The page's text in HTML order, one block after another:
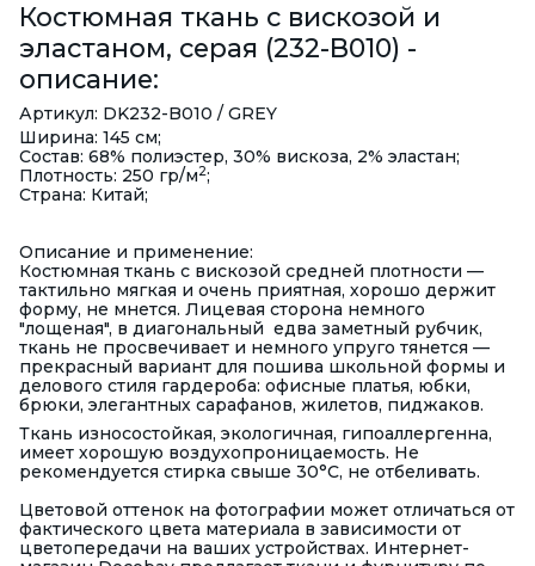
Костюмная ткань с вискозой и
эластаном, серая (232-B010) -
описание:
Артикул: DK232-B010 / GREY
Ширина: 145 см;
Состав: 68% полиэстер, 30% вискоза, 2% эластан;
Плотность: 250 гр/м2;
Страна: Китай;
Описание и применение:
Костюмная ткань с вискозой средней плотности —
тактильно мягкая и очень приятная, хорошо держит
форму, не мнется. Лицевая сторона немного
"лощеная", в диагональный едва заметный рубчик,
ткань не просвечивает и немного упруго тянется —
прекрасный вариант для пошива школьной формы и
делового стиля гардероба: офисные платья, юбки,
брюки, элегантных сарафанов, жилетов, пиджаков.
Ткань износостойкая, экологичная, гипоаллергенна,
имеет хорошую воздухопроницаемость. Не
рекомендуется стирка свыше 30°С, не отбеливать.
Цветовой оттенок на фотографии может отличаться от
фактического цвета материала в зависимости от
цветопередачи на ваших устройствах. Интернет-